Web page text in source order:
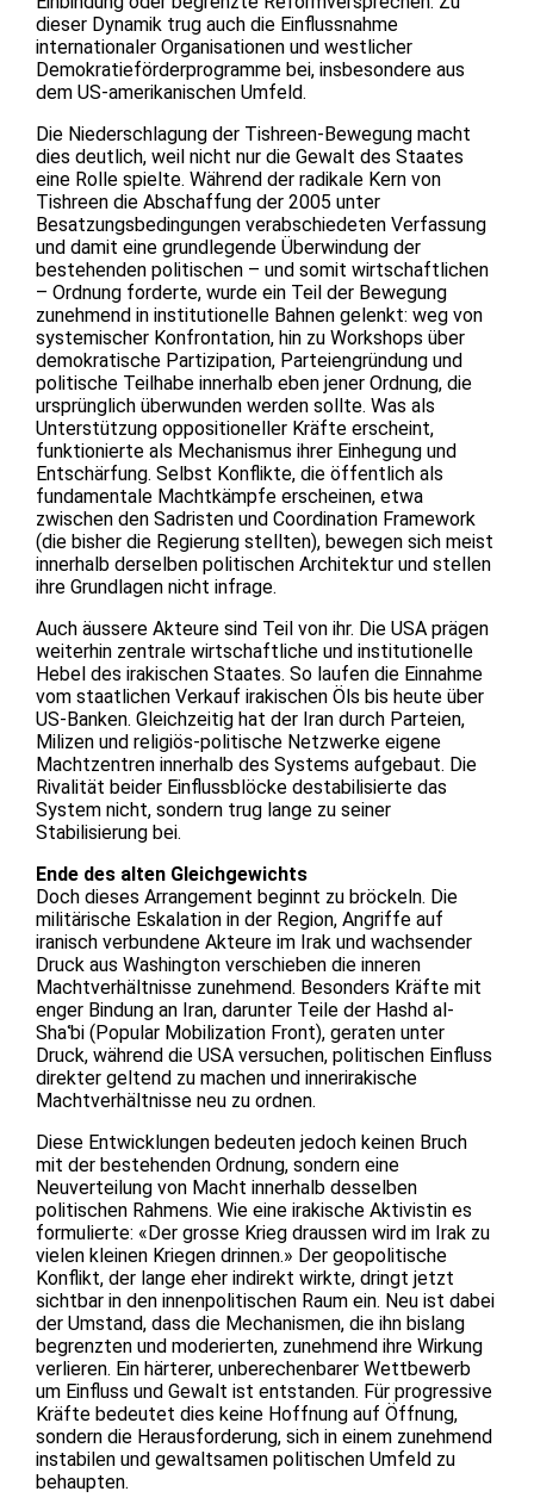
dieser Dynamik trug auch die Einflussnahme
internationaler Organisationen und westlicher
Demokratieförderprogramme bei, insbesondere aus
dem US-amerikanischen Umfeld.
Die Niederschlagung der Tishreen-Bewegung macht
dies deutlich, weil nicht nur die Gewalt des Staates
eine Rolle spielte. Während der radikale Kern von
Tishreen die Abschaffung der 2005 unter
Besatzungsbedingungen verabschiedeten Verfassung
und damit eine grundlegende Überwindung der
bestehenden politischen – und somit wirtschaftlichen
– Ordnung forderte, wurde ein Teil der Bewegung
zunehmend in institutionelle Bahnen gelenkt: weg von
systemischer Konfrontation, hin zu Workshops über
demokratische Partizipation, Parteiengründung und
politische Teilhabe innerhalb eben jener Ordnung, die
ursprünglich überwunden werden sollte. Was als
Unterstützung oppositioneller Kräfte erscheint,
funktionierte als Mechanismus ihrer Einhegung und
Entschärfung. Selbst Konflikte, die öffentlich als
fundamentale Machtkämpfe erscheinen, etwa
zwischen den Sadristen und Coordination Framework
(die bisher die Regierung stellten), bewegen sich meist
innerhalb derselben politischen Architektur und stellen
ihre Grundlagen nicht infrage.
Auch äussere Akteure sind Teil von ihr. Die USA prägen
weiterhin zentrale wirtschaftliche und institutionelle
Hebel des irakischen Staates. So laufen die Einnahme
vom staatlichen Verkauf irakischen Öls bis heute über
US-Banken. Gleichzeitig hat der Iran durch Parteien,
Milizen und religiös-politische Netzwerke eigene
Machtzentren innerhalb des Systems aufgebaut. Die
Rivalität beider Einflussblöcke destabilisierte das
System nicht, sondern trug lange zu seiner
Stabilisierung bei.
Ende des alten Gleichgewichts
Doch dieses Arrangement beginnt zu bröckeln. Die
militärische Eskalation in der Region, Angriffe auf
iranisch verbundene Akteure im Irak und wachsender
Druck aus Washington verschieben die inneren
Machtverhältnisse zunehmend. Besonders Kräfte mit
enger Bindung an Iran, darunter Teile der Hashd al-
Shaʿbi (Popular Mobilization Front), geraten unter
Druck, während die USA versuchen, politischen Einfluss
direkter geltend zu machen und innerirakische
Machtverhältnisse neu zu ordnen.
Diese Entwicklungen bedeuten jedoch keinen Bruch
mit der bestehenden Ordnung, sondern eine
Neuverteilung von Macht innerhalb desselben
politischen Rahmens. Wie eine irakische Aktivistin es
formulierte: «Der grosse Krieg draussen wird im Irak zu
vielen kleinen Kriegen drinnen.» Der geopolitische
Konflikt, der lange eher indirekt wirkte, dringt jetzt
sichtbar in den innenpolitischen Raum ein. Neu ist dabei
der Umstand, dass die Mechanismen, die ihn bislang
begrenzten und moderierten, zunehmend ihre Wirkung
verlieren. Ein härterer, unberechenbarer Wettbewerb
um Einfluss und Gewalt ist entstanden. Für progressive
Kräfte bedeutet dies keine Hoffnung auf Öffnung,
sondern die Herausforderung, sich in einem zunehmend
instabilen und gewaltsamen politischen Umfeld zu
behaupten.